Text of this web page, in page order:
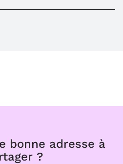
bonne adresse à
?